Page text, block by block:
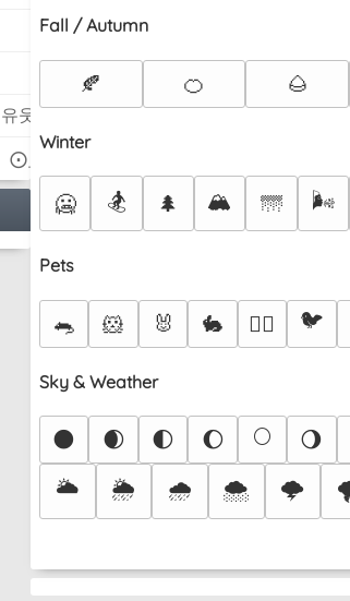
웃
⨀_⨀
Fall / Autumn
🍂 🍊 🌰
Winter
🥶 🏂 🌲 🏔️ 🌁 🌬️
Pets
🐀 🐹 🐰 🐇 🐕‍🦺 🐦
Sky & Weather
🌑 🌒 🌓 🌔 🌕 🌖
🌥️
🌦️ 🌧️ 🌨️ 🌩️